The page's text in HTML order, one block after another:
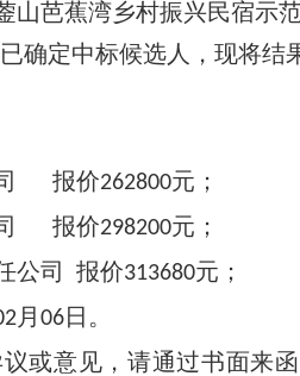
山芭蕉湾乡村振兴民宿示
确定中标候选人，现将结
报价262800元；
报价298200元；
公司
报价313680元；
月06 日。
或意见，请通过书面来